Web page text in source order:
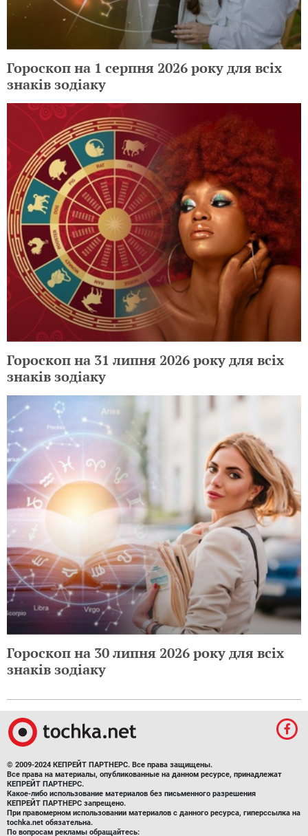
Гороскоп на 1 серпня 2026 року для всіх
знаків зодіаку
Гороскоп на 31 липня 2026 року для всіх
знаків зодіаку
Гороскоп на 30 липня 2026 року для всіх
знаків зодіаку
© 2009-2024 КЕПРЕЙТ ПАРТНЕРС. Все права защищены.
Все права на материалы, опубликованные на данном ресурсе, принадлежат
КЕПРЕЙТ ПАРТНЕРС.
Какое-либо использование материалов без письменного разрешения
КЕПРЕЙТ ПАРТНЕРС запрещено.
При правомерном использовании материалов с данного ресурса, гиперссылка на
tochka.net обязательна.
По вопросам рекламы обращайтесь: